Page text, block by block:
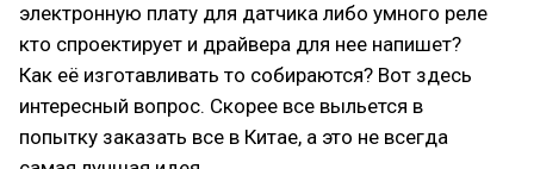
электронную плату для датчика либо умного реле
кто спроектирует и драйвера для нее напишет?
Как её изготавливать то собираются? Вот здесь
интересный вопрос. Скорее все выльется в
попытку заказать все в Китае, а это не всегда